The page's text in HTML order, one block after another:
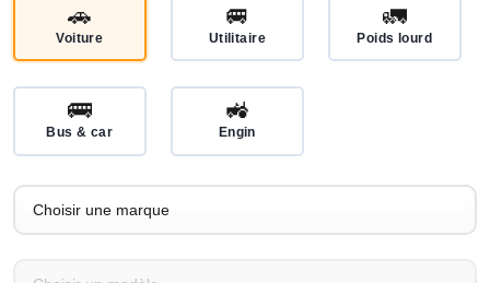
🚗
Voiture
🚐
Utilitaire
🚛
Poids lourd
🚌
Bus & car
🚜
Engin